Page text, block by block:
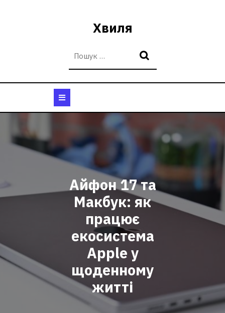
Хвиля
Відкрити
Айфон 17 та
Макбук: як
працює
екосистема
Apple у
щоденному
житті